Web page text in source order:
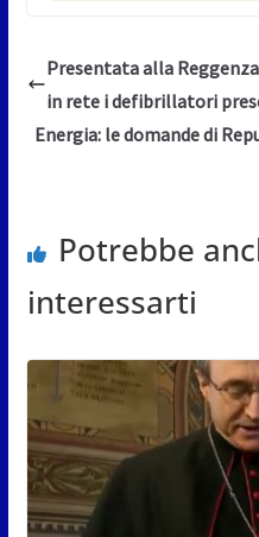
Presentata alla
in rete i defibrillatori
Energia: le domande di
Potrebbe
interessarti